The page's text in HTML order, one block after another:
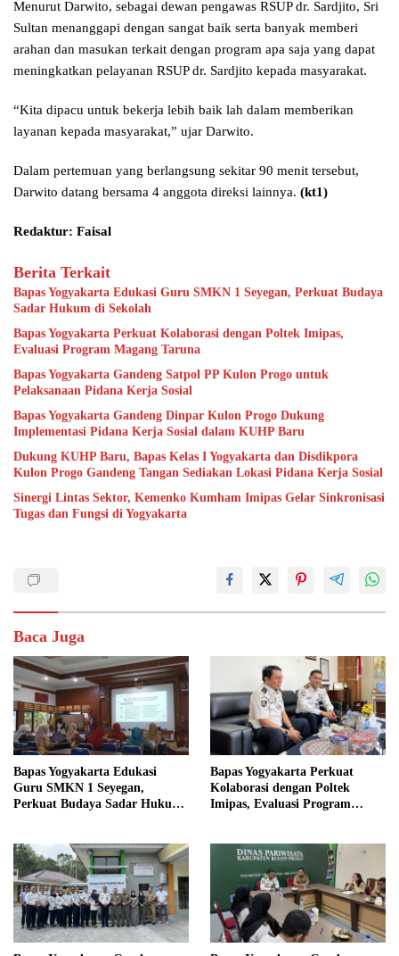
Menurut Darwito, sebagai dewan pengawas RSUP dr. Sardjito, Sri
Sultan menanggapi dengan sangat baik serta banyak memberi
arahan dan masukan terkait dengan program apa saja yang dapat
meningkatkan pelayanan RSUP dr. Sardjito kepada masyarakat.
“Kita dipacu untuk bekerja lebih baik lah dalam memberikan
layanan kepada masyarakat,” ujar Darwito.
Dalam pertemuan yang berlangsung sekitar 90 menit tersebut,
Darwito datang bersama 4 anggota direksi lainnya. (kt1)
Redaktur: Faisal
Berita Terkait
Bapas Yogyakarta Edukasi Guru SMKN 1 Seyegan, Perkuat Budaya
Sadar Hukum di Sekolah
Bapas Yogyakarta Perkuat Kolaborasi dengan Poltek Imipas,
Evaluasi Program Magang Taruna
Bapas Yogyakarta Gandeng Satpol PP Kulon Progo untuk
Pelaksanaan Pidana Kerja Sosial
Bapas Yogyakarta Gandeng Dinpar Kulon Progo Dukung
Implementasi Pidana Kerja Sosial dalam KUHP Baru
Dukung KUHP Baru, Bapas Kelas I Yogyakarta dan Disdikpora
Kulon Progo Gandeng Tangan Sediakan Lokasi Pidana Kerja Sosial
Sinergi Lintas Sektor, Kemenko Kumham Imipas Gelar Sinkronisasi
Tugas dan Fungsi di Yogyakarta
Baca Juga
Bapas Yogyakarta Edukasi
Guru SMKN 1 Seyegan,
Perkuat Budaya Sadar Hukum
Bapas Yogyakarta Perkuat
Kolaborasi dengan Poltek
Imipas, Evaluasi Program